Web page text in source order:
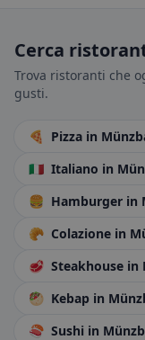
Cerca
Trova ristoranti che
gusti.
🍕 Pizza in
🇮🇹 Italiano in
🍔 Hamburger in
🥐 Colazione in
🥩 Steakhouse in
🥙 Kebap in
🍣 Sushi in